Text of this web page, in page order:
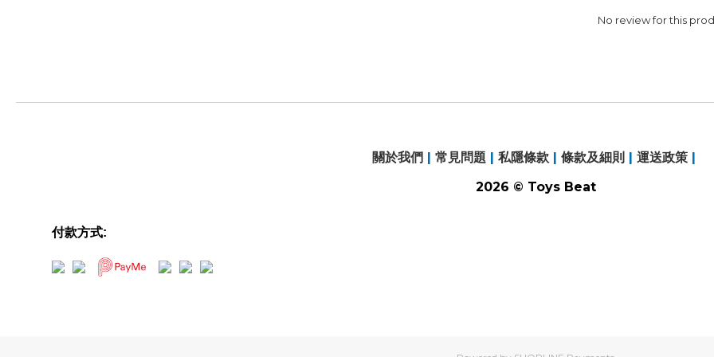
No review for this
關於我們 | 常見問題 | 私隱條款| 條款及細則 | 運送政策|
2026 © Toys Beat
付款方式: